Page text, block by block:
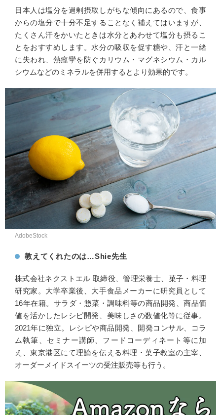
日本人は塩分を過剰摂取しがちな傾向にあるので、食事
からの塩分で十分不足することなく補えてはいますが、
たくさん汗をかいたときは水分とあわせて塩分も摂るこ
とをおすすめします。水分の吸収を促す糖や、汗と一緒
に失われ、熱痙攣を防ぐカリウム・マグネシウム・カル
シウムなどのミネラルを併用するとより効果的です。
AdobeStock
教えてくれたのは…Shie先生
株式会社ネクストエル 取締役、管理栄養士、菓子・料理
研究家。大学卒業後、大手食品メーカーに研究員として
16年在籍。サラダ・惣菜・調味料等の商品開発、商品価
値を活かしたレシピ開発、美味しさの数値化等に従事。
2021年に独立。レシピや商品開発、開発コンサル、コラ
ム執筆、セミナー講師、フードコーディネート等に加
え、東京港区にて理論を伝える料理・菓子教室の主宰、
オーダーメイドスイーツの受注販売等も行う。